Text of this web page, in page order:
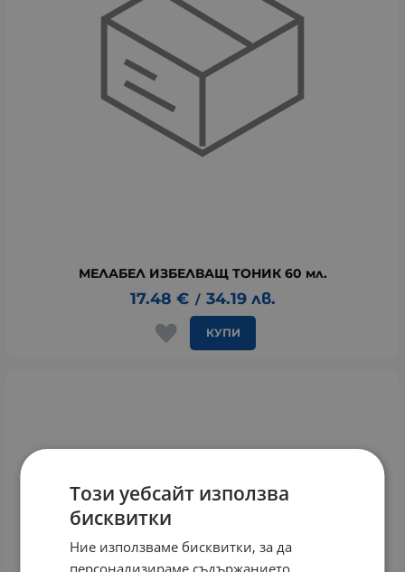
МЕЛАБЕЛ ИЗБЕЛВАЩ ТОНИК 60 мл.
17.48 € / 34.19 лв.
КУПИ
Този уебсайт използва
бисквитки
Ние използваме бисквитки, за да
персонализираме съдържанието,